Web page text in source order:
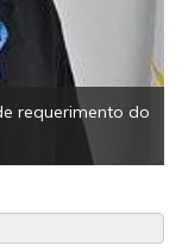
requerimento do